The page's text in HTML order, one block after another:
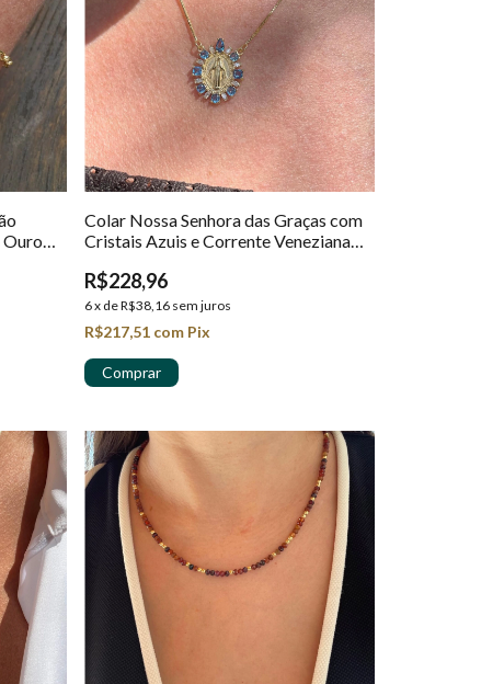
Ouro
Colar Nossa Senhora das Graças com
Cristais Azuis e Corrente Veneziana
R$228,96
6x deR$38,16 sem juros
R$217,51 com Pix